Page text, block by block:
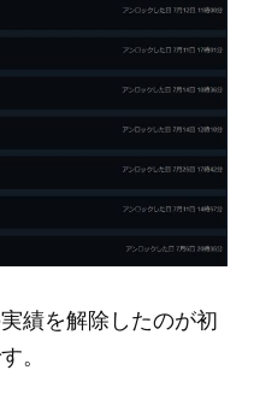
績を解除したのが初
。